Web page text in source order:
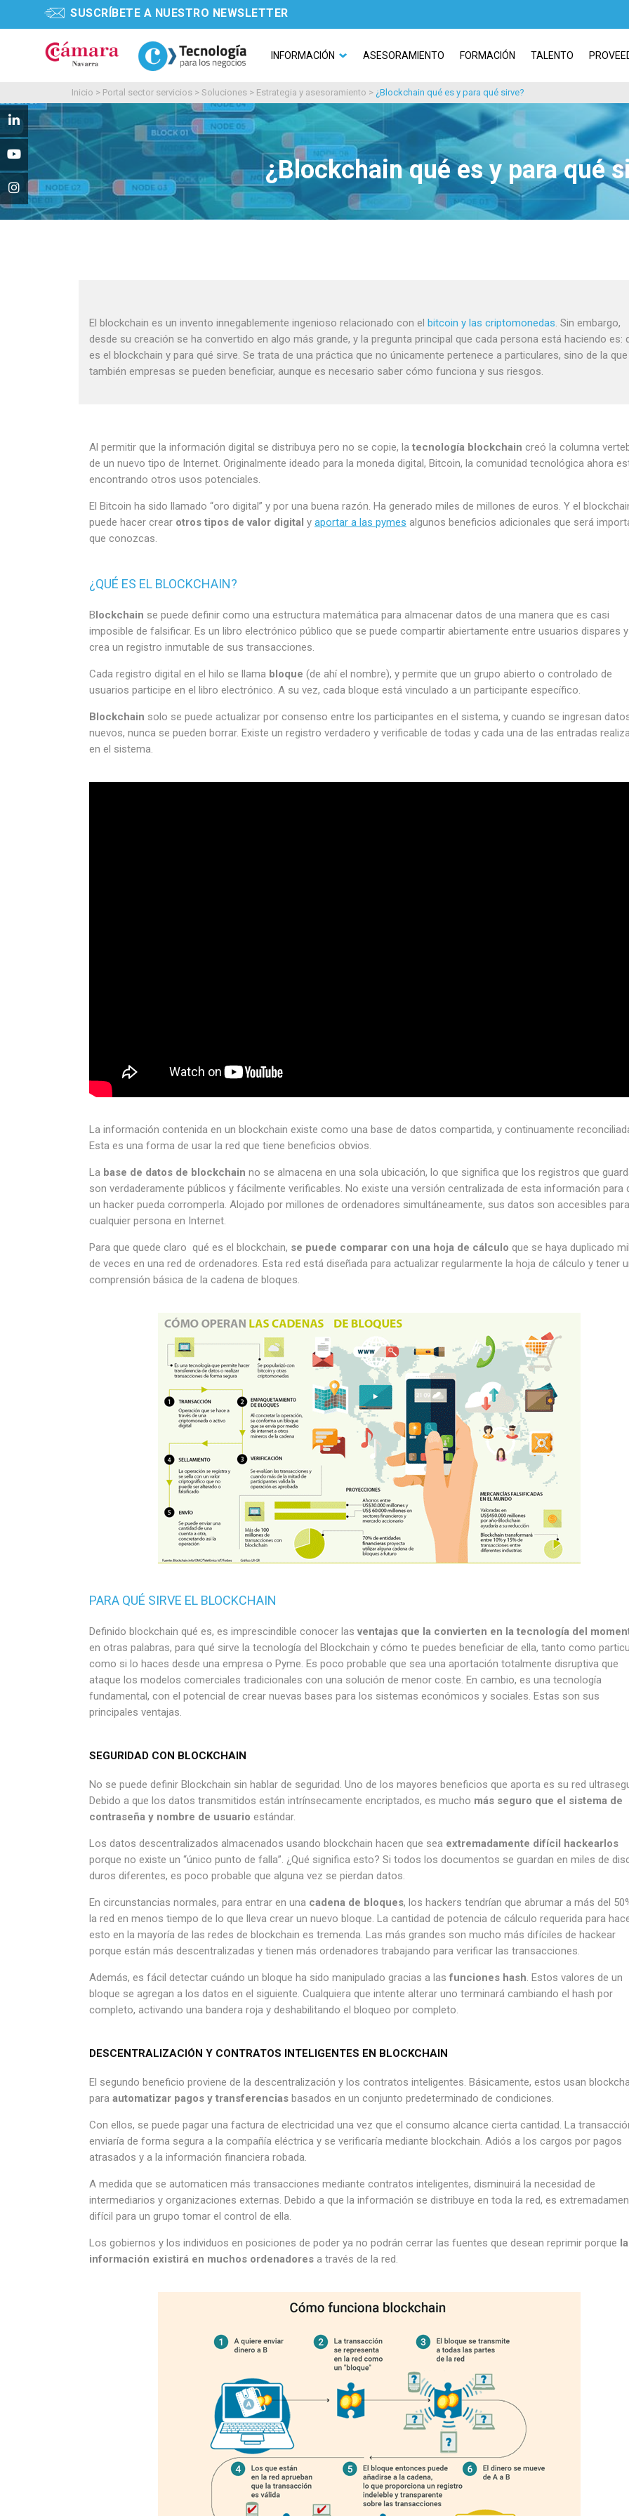
SUSCRÍBETE A NUESTRO NEWSLETTER
INFORMACIÓN ASESORAMIENTO FORMACIÓN TALENTO
Inicio > Portal sector servicios > Soluciones > Estrategia y asesoramiento > ¿Blockchain qué es y para qué sirve?
¿Blockchain qué es y para qué
El blockchain es un invento innegablemente ingenioso relacionado con el bitcoin y las criptomonedas. Sin embargo,
desde su creación se ha convertido en algo más grande, y la pregunta principal que cada persona está haciendo es:
es el blockchain y para qué sirve. Se trata de una práctica que no únicamente pertenece a particulares, sino de la que
también empresas se pueden beneficiar, aunque es necesario saber cómo funciona y sus riesgos.
Al permitir que la información digital se distribuya pero no se copie, la tecnología blockchain creó la columna
de un nuevo tipo de Internet. Originalmente ideado para la moneda digital, Bitcoin, la comunidad tecnológica ahora
encontrando otros usos potenciales.
El Bitcoin ha sido llamado “oro digital” y por una buena razón. Ha generado miles de millones de euros. Y el
puede hacer crear otros tipos de valor digital y aportar a las pymes algunos beneficios adicionales que será
que conozcas.
¿QUÉ ES EL BLOCKCHAIN?
Blockchain se puede definir como una estructura matemática para almacenar datos de una manera que es casi
imposible de falsificar. Es un libro electrónico público que se puede compartir abiertamente entre usuarios dispares
crea un registro inmutable de sus transacciones.
Cada registro digital en el hilo se llama bloque (de ahí el nombre), y permite que un grupo abierto o controlado de
usuarios participe en el libro electrónico. A su vez, cada bloque está vinculado a un participante específico.
Blockchain solo se puede actualizar por consenso entre los participantes en el sistema, y ​​cuando se ingresan
nuevos, nunca se pueden borrar. Existe un registro verdadero y verificable de todas y cada una de las entradas
en el sistema.
La información contenida en un blockchain existe como una base de datos compartida, y continuamente
Esta es una forma de usar la red que tiene beneficios obvios.
La base de datos de blockchain no se almacena en una sola ubicación, lo que significa que los registros que
son verdaderamente públicos y fácilmente verificables. No existe una versión centralizada de esta información para
un hacker pueda corromperla. Alojado por millones de ordenadores simultáneamente, sus datos son accesibles para
cualquier persona en Internet.
Para que quede claro qué es el blockchain, se puede comparar con una hoja de cálculo que se haya duplicado
de veces en una red de ordenadores. Esta red está diseñada para actualizar regularmente la hoja de cálculo y tener
comprensión básica de la cadena de bloques.
PARA QUÉ SIRVE EL BLOCKCHAIN
Definido blockchain qué es, es imprescindible conocer las ventajas que la convierten en la tecnología del
en otras palabras, para qué sirve la tecnología del Blockchain y cómo te puedes beneficiar de ella, tanto como
como si lo haces desde una empresa o Pyme. Es poco probable que sea una aportación totalmente disruptiva que
ataque los modelos comerciales tradicionales con una solución de menor coste. En cambio, es una tecnología
fundamental, con el potencial de crear nuevas bases para los sistemas económicos y sociales. Estas son sus
principales ventajas.
SEGURIDAD CON BLOCKCHAIN
No se puede definir Blockchain sin hablar de seguridad. Uno de los mayores beneficios que aporta es su red
Debido a que los datos transmitidos están intrínsecamente encriptados, es mucho más seguro que el sistema de
contraseña y nombre de usuario estándar.
Los datos descentralizados almacenados usando blockchain hacen que sea extremadamente difícil hackearlos
porque no existe un “único punto de falla”. ¿Qué significa esto? Si todos los documentos se guardan en miles de
duros diferentes, es poco probable que alguna vez se pierdan datos.
En circunstancias normales, para entrar en una cadena de bloques, los hackers tendrían que abrumar a más del
la red en menos tiempo de lo que lleva crear un nuevo bloque. La cantidad de potencia de cálculo requerida para
esto en la mayoría de las redes de blockchain es tremenda. Las más grandes son mucho más difíciles de hackear
porque están más descentralizadas y tienen más ordenadores trabajando para verificar las transacciones.
Además, es fácil detectar cuándo un bloque ha sido manipulado gracias a las funciones hash. Estos valores de un
bloque se agregan a los datos en el siguiente. Cualquiera que intente alterar uno terminará cambiando el hash por
completo, activando una bandera roja y deshabilitando el bloqueo por completo.
DESCENTRALIZACIÓN Y CONTRATOS INTELIGENTES EN BLOCKCHAIN
El segundo beneficio proviene de la descentralización y los contratos inteligentes. Básicamente, estos usan
para automatizar pagos y transferencias basados ​​en un conjunto predeterminado de condiciones.
Con ellos, se puede pagar una factura de electricidad una vez que el consumo alcance cierta cantidad. La
enviaría de forma segura a la compañía eléctrica y se verificaría mediante blockchain. Adiós a los cargos por pagos
atrasados y a la información financiera robada.
A medida que se automaticen más transacciones mediante contratos inteligentes, disminuirá la necesidad de
intermediarios y organizaciones externas. Debido a que la información se distribuye en toda la red, es
difícil para un grupo tomar el control de ella.
Los gobiernos y los individuos en posiciones de poder ya no podrán cerrar las fuentes que desean reprimir porque la
información existirá en muchos ordenadores a través de la red.